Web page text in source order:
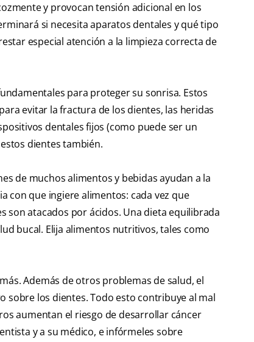
y provocan tensión adicional en los
si necesita aparatos dentales y qué tipo
especial atención a la limpieza correcta de
para proteger su sonrisa. Estos
evitar la fractura de los dientes, las heridas
dentales fijos (como puede ser un
dientes también.
de muchos alimentos y bebidas ayudan a la
con que ingiere alimentos: cada vez que
son atacados por ácidos. Una dieta equilibrada
bucal. Elija alimentos nutritivos, tales como
Además de otros problemas de salud, el
sobre los dientes. Todo esto contribuye al mal
aumentan el riesgo de desarrollar cáncer
y a su médico, e infórmeles sobre